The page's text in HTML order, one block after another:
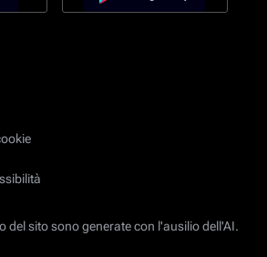
del sito sono generate con l'ausilio dell'AI.